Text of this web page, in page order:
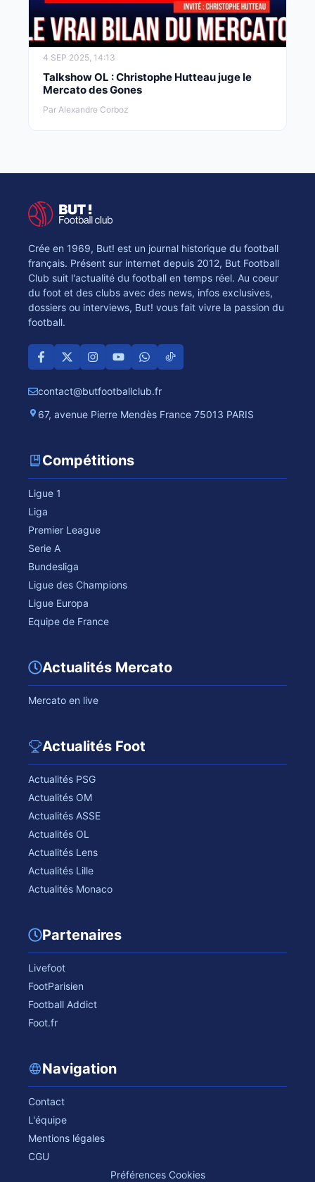
4 SEP 2025, 14:13
Talkshow OL : Christophe Hutteau juge le
Mercato des Gones
Par Alexandre Corboz
Crée en 1969, But! est un journal historique du football
français. Présent sur internet depuis 2012, But Football
Club suit l'actualité du football en temps réel. Au coeur
du foot et des clubs avec des news, infos exclusives,
dossiers ou interviews, But! vous fait vivre la passion du
football.
contact@butfootballclub.fr
67, avenue Pierre Mendès France 75013 PARIS
Compétitions
Ligue 1
Liga
Premier League
Serie A
Bundesliga
Ligue des Champions
Ligue Europa
Equipe de France
Actualités Mercato
Mercato en live
Actualités Foot
Actualités PSG
Actualités OM
Actualités ASSE
Actualités OL
Actualités Lens
Actualités Lille
Actualités Monaco
Partenaires
Livefoot
FootParisien
Football Addict
Foot.fr
Navigation
Contact
L'équipe
Mentions légales
CGU
Préférences Cookies